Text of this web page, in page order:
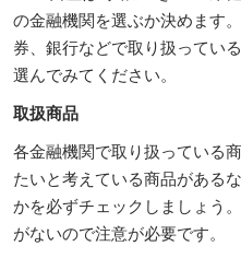
の金融機関を選ぶか決めます
券、銀行などで取り扱ってい
選んでみてください。
取扱商品
各金融機関で取り扱っている
たいと考えている商品がある
かを必ずチェックしましょう
がないので注意が必要です。